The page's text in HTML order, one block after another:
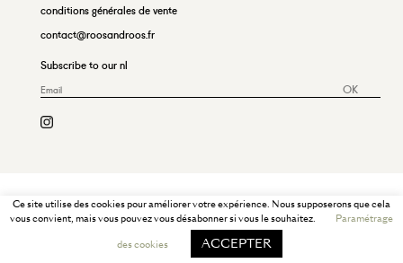
conditions générales de vente
contact@roosandroos.fr
Subscribe to our nl
OK
Ce site utilise des cookies pour améliorer votre expérience. Nous supposerons que cela
vous convient, mais vous pouvez vous désabonner si vous le souhaitez.
Paramétrage
des cookies
ACCEPTER